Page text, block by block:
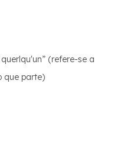
(refere-se a
que parte)